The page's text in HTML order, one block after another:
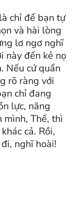
chỉ để bạn tự
và hài lòng
lơ ngơ nghĩ
này đến kẻ nọ
Nếu cứ quẩn
rõ ràng với
chỉ đang
lực, năng
mình, Thế, thì
cả. Rồi,
nghĩ hoài!